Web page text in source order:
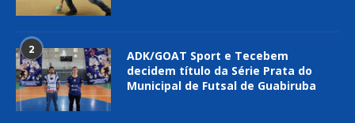
2
ADK/GOAT Sport e Tecebem
decidem título da Série Prata do
Municipal de Futsal de Guabiruba